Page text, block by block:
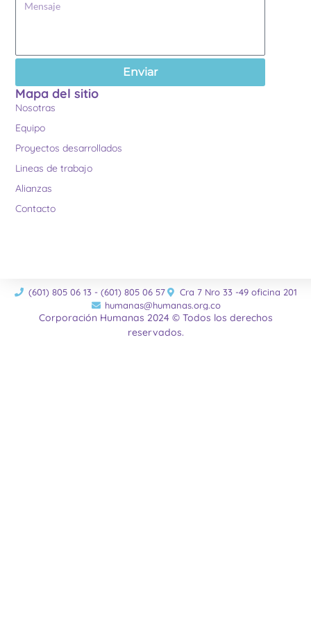
Enviar
Mapa del sitio
Nosotras
Equipo
Proyectos desarrollados
Lineas de trabajo
Alianzas
Contacto
(601) 805 06 13 - (601) 805 06 57
Cra 7 Nro 33 -49 oficina 201
humanas@humanas.org.co
Corporación Humanas 2024 © Todos los derechos
reservados.